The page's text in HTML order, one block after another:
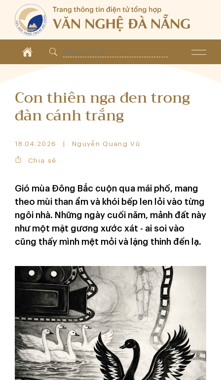
Con thiên nga đen trong
đàn cánh trắng
18.04.2026 Nguyễn Quang Vũ
Chia sẻ
Gió mùa Đông Bắc cuộn qua mái phố, mang
theo mùi than ẩm và khói bếp len lỏi vào từng
ngôi nhà. Những ngày cuối năm, mảnh đất này
như một mặt gương xước xát - ai soi vào
cũng thấy mình mệt mỏi và lặng thinh đến lạ.